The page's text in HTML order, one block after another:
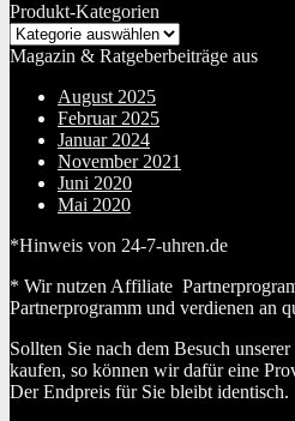
Produkt-Kategorien
Magazin & Ratgeberbeiträge aus
August 2025
Februar 2025
Januar 2024
November 2021
Juni 2020
Mai 2020
*Hinweis von 24-7-uhren.de
* Wir nutzen Affiliate
Partnerprogramm und verdienen an
Sollten Sie nach dem Besuch
kaufen, so können wir dafür eine
Der Endpreis für Sie bleibt identisch.